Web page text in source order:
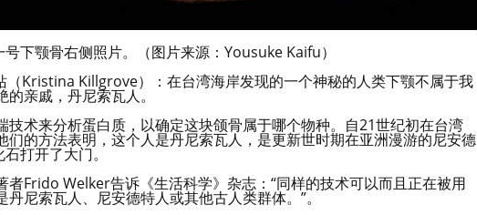
下颚骨右侧照片。（图片来源：Yousuke Kaifu）
（Kristina Killgrove）：在台湾海岸发现的一个神秘的人类下颚不属于我
亲戚，丹尼索瓦人。
术来分析蛋白质，以确定这块颌骨属于哪个物种。自21世纪初在台湾
的方法表明，这个人是丹尼索瓦人，是更新世时期在亚洲漫游的尼安德
打开了大门。
Frido Welker告诉《生活科学》杂志：“同样的技术可以而且正在被用
尼索瓦人、尼安德特人或其他古人类群体。”。